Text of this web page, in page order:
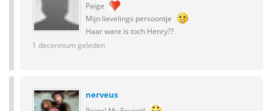
Paige
Mijn lievelings persoontje
Haar ware is toch Henry??
1 decennium geleden
nerveus